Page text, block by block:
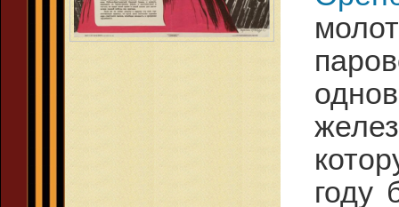
году